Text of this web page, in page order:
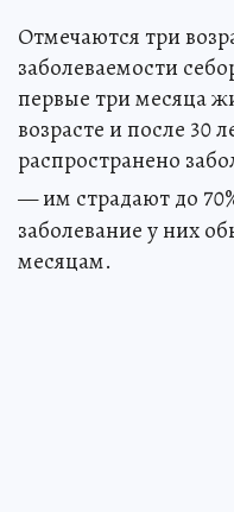
Отмечаются три
заболеваемости
первые три месяца
возрасте и после 30
распространено
— им страдают до
заболевание у них
месяцам.